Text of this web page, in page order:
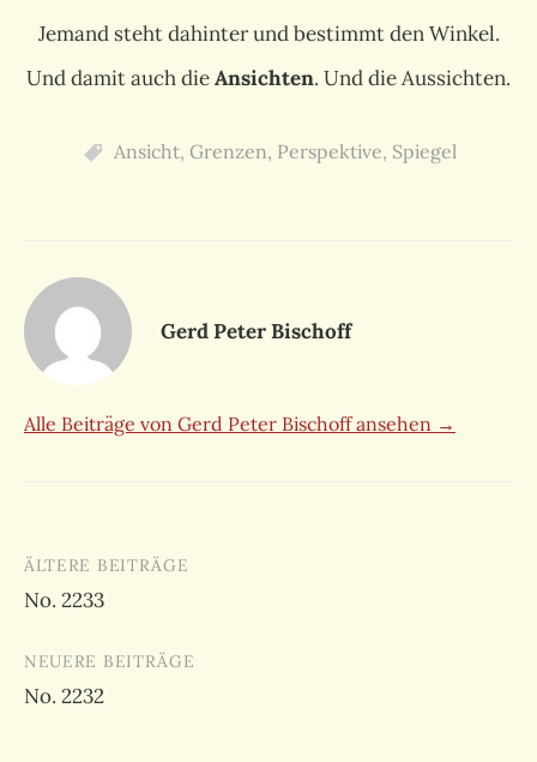
Jemand steht dahinter und bestimmt den Winkel.
Und damit auch dieAnsichten. Und die Aussichten.
Ansicht, Grenzen, Perspektive, Spiegel
Gerd Peter Bischoff
Alle Beiträge von Gerd Peter Bischoff ansehen →
Beitragsnavigation
ÄLTERE BEITRÄGE
No. 2233
NEUERE BEITRÄGE
No. 2232